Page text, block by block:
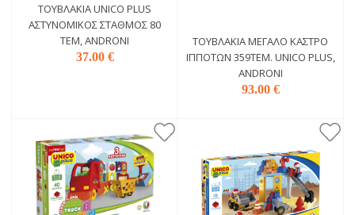
ΤΟΥΒΛΆΚΙΑ UNICO PLUS
ΑΣΤΥΝΟΜΙΚΌΣ ΣΤΑΘΜΌΣ 80
ΤΕΜ, ANDRONI
37.00 €
ΤΟΥΒΛΆΚΙΑ ΜΕΓΆΛΟ ΚΆΣΤΡΟ
ΙΠΠΟΤΏΝ 359ΤΕΜ. UNICO PLUS,
ANDRONI
93.00 €